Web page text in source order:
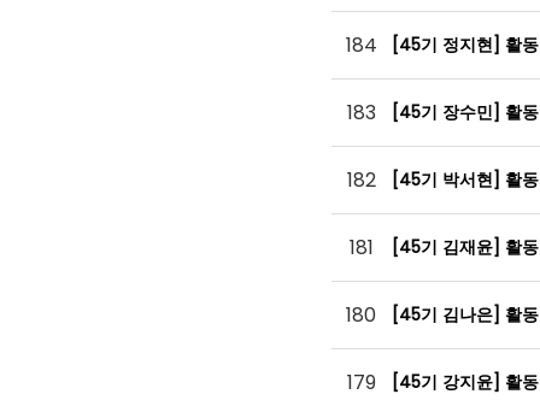
184 [45기 정지현] 활
183 [45기 장수민] 활
182 [45기 박서현] 활
181 [45기 김재윤] 활
180 [45기 김나은] 활
179 [45기 강지윤] 활